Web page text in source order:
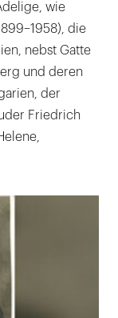
wie
die
nebst Gatte
und deren
der
Friedrich